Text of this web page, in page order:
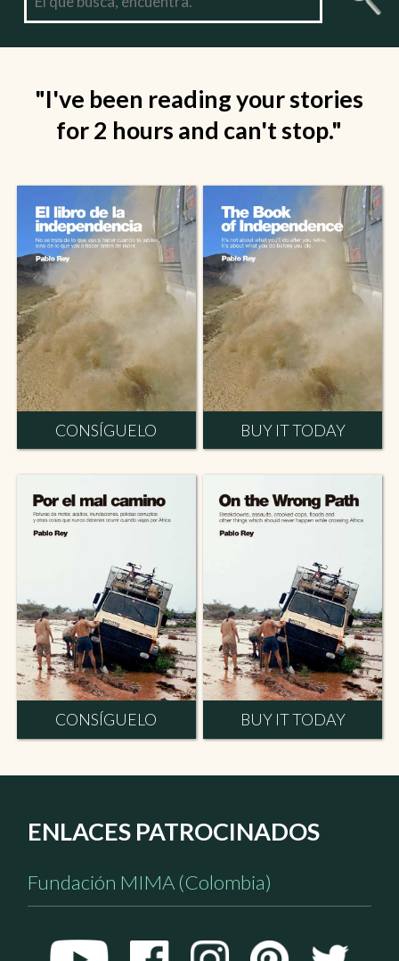
"I've been reading your stories
for 2 hours and can't stop."
CONSÍGUELO BUY IT TODAY
CONSÍGUELO BUY IT TODAY
ENLACES PATROCINADOS
Fundación MIMA (Colombia)